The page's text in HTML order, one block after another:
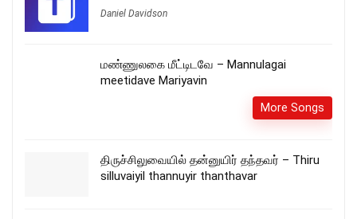
Daniel Davidson
மண்ணுலகை மீட்டிடவே – Mannulagai
meetidave Mariyavin
More Songs
திருச்சிலுவையில் தன்னுயிர் தந்தவர் – Thiru
silluvaiyil thannuyir thanthavar